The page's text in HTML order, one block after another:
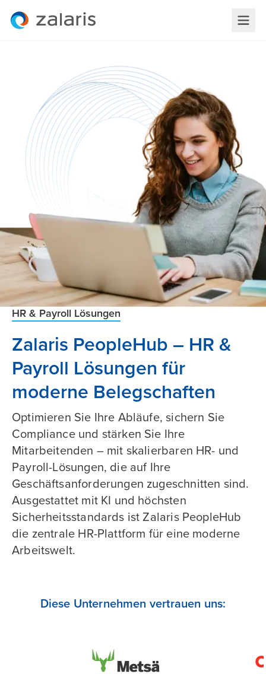
HR & Payroll Lösungen
Zalaris PeopleHub – HR &
Payroll Lösungen für
moderne Belegschaften
Optimieren Sie Ihre Abläufe, sichern Sie
Compliance und stärken Sie Ihre
Mitarbeitenden – mit skalierbaren HR- und
Payroll-Lösungen, die auf Ihre
Geschäftsanforderungen zugeschnitten sind.
Ausgestattet mit KI und höchsten
Sicherheitsstandards ist Zalaris PeopleHub
die zentrale HR-Plattform für eine moderne
Arbeitswelt.
Diese Unternehmen vertrauen uns: